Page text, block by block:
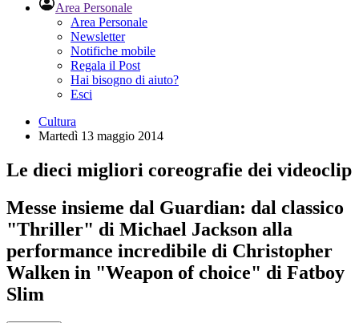
Area Personale
Area Personale
Newsletter
Notifiche mobile
Regala il Post
Hai bisogno di aiuto?
Esci
Cultura
Martedì 13 maggio 2014
Le dieci migliori coreografie dei videoclip
Messe insieme dal Guardian: dal classico
"Thriller" di Michael Jackson alla
performance incredibile di Christopher
Walken in "Weapon of choice" di Fatboy
Slim